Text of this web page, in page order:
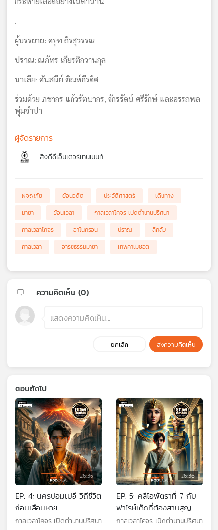
.
ผู้บรรยาย: ดรุฑ ถิรสุวรรณ
ปราณ: ณภัทร เกียรติกวานกุล
นาเลีย: ศันสนีย์ ติณห์กีรดิศ
ร่วมด้วย ภชากร แก้วรัตนากร, จักรรัตน์ ศรีรักษ์ และอรรถพล
พุ่มจำปา
ผู้จัดรายการ
สิ่งดีดีเอ็นเตอร์เทนเมนท์
ผจญภัย ย้อนอดีต ประวัติศาสตร์
เดินทาง
มายา
ย้อนเวลา
กาลเวลาโคจร เปิดตำนานปริศนา
กาลเวลาโคจร
อาโนครอน ปราณ
ลึกลับ
กาลเวลา
อารยธรรมมายา เทพคาเมซอต
ความคิดเห็น (0)
ยกเลิก ส่งความคิดเห็น
ตอนถัดไป
26:36
EP. 4: นครปอมเปอี วิถีชีวิต
ก่อนเลือนหาย
กาลเวลาโคจร เปิดตำนานปริศนา
26:36
EP. 5: คลีโอพัตราที่ 7 กับ
ฟาโรห์เด็กที่ต้องสาบสูญ
กาลเวลาโคจร เปิดตำนานปริศนา